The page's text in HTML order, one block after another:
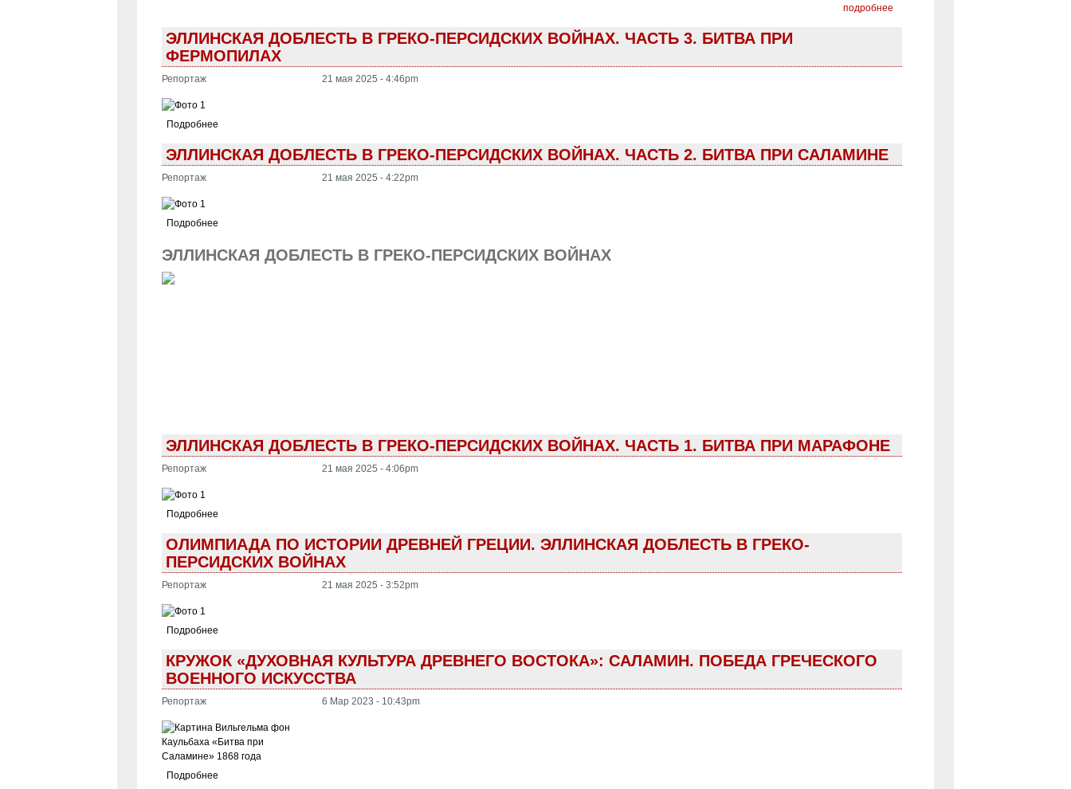
подробнее
ЭЛЛИНСКАЯ ДОБЛЕСТЬ В ГРЕКО-ПЕРСИДСКИХ ВОЙНАХ. ЧАСТЬ 3. БИТВА ПРИ
ФЕРМОПИЛАХ
Репортаж 21 мая 2025 - 4:46pm
Подробнее
ЭЛЛИНСКАЯ ДОБЛЕСТЬ В ГРЕКО-ПЕРСИДСКИХ ВОЙНАХ. ЧАСТЬ 2. БИТВА ПРИ САЛАМИНЕ
Репортаж 21 мая 2025 - 4:22pm
Подробнее
ЭЛЛИНСКАЯ ДОБЛЕСТЬ В ГРЕКО-ПЕРСИДСКИХ ВОЙНАХ
ЭЛЛИНСКАЯ ДОБЛЕСТЬ В ГРЕКО-ПЕРСИДСКИХ ВОЙНАХ. ЧАСТЬ 1. БИТВА ПРИ МАРАФОНЕ
Репортаж 21 мая 2025 - 4:06pm
Подробнее
ОЛИМПИАДА ПО ИСТОРИИ ДРЕВНЕЙ ГРЕЦИИ. ЭЛЛИНСКАЯ ДОБЛЕСТЬ В ГРЕКО-
ПЕРСИДСКИХ ВОЙНАХ
Репортаж 21 мая 2025 - 3:52pm
Подробнее
КРУЖОК «ДУХОВНАЯ КУЛЬТУРА ДРЕВНЕГО ВОСТОКА»: САЛАМИН. ПОБЕДА ГРЕЧЕСКОГО
ВОЕННОГО ИСКУССТВА
Репортаж 6 Мар 2023 - 10:43pm
Подробнее